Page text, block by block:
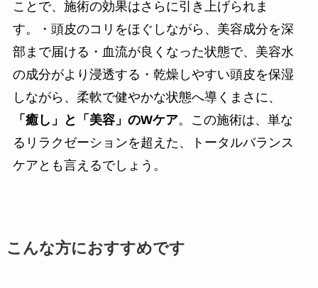
ことで、施術の効果はさらに引き上げられま
す。・頭皮のコリをほぐしながら、美容成分を深
部まで届ける・血流が良くなった状態で、美容水
の成分がより浸透する・乾燥しやすい頭皮を保湿
しながら、柔軟で健やかな状態へ導くまさに、
「癒し」と「美容」のWケア。この施術は、単な
るリラクゼーションを超えた、トータルバランス
ケアとも言えるでしょう。
こんな方におすすめです